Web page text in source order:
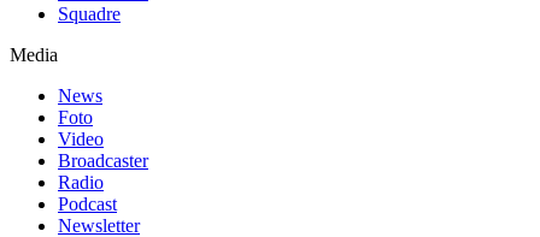
Squadre
Media
News
Foto
Video
Broadcaster
Radio
Podcast
Newsletter